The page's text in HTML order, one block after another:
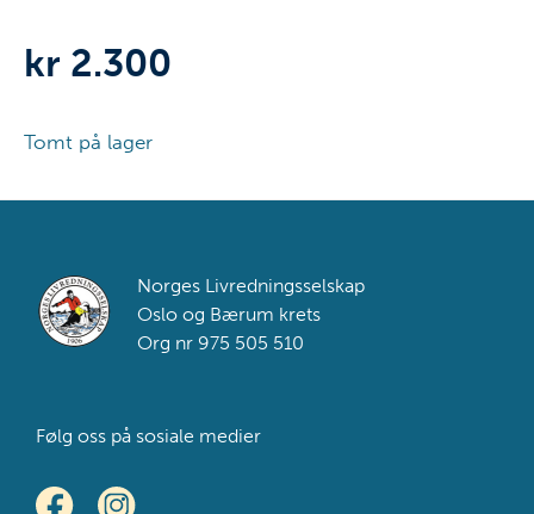
kr 2.300
Tomt på lager
Footer
Norges Livredningsselskap
Oslo og Bærum krets
Org nr 975 505 510
Følg oss på sosiale medier